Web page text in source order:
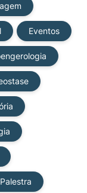
Eventos
Palestra